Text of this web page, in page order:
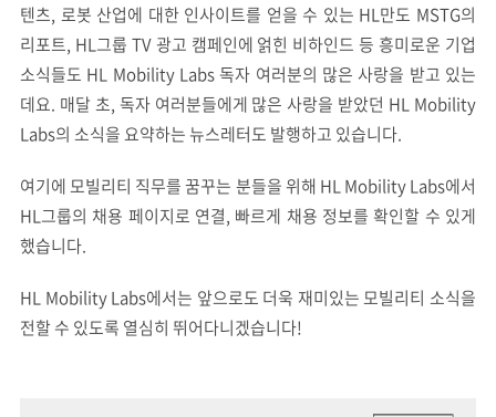
텐츠, 로봇 산업에 대한 인사이트를 얻을 수 있는 HL만도 MSTG의
리포트, HL그룹 TV 광고 캠페인에 얽힌 비하인드 등 흥미로운 기업
소식들도 HL Mobility Labs 독자 여러분의 많은 사랑을 받고 있는
데요. 매달 초, 독자 여러분들에게 많은 사랑을 받았던 HL Mobility
Labs의 소식을 요약하는 뉴스레터도 발행하고 있습니다.
여기에 모빌리티 직무를 꿈꾸는 분들을 위해 HL Mobility Labs에서
HL그룹의 채용 페이지로 연결, 빠르게 채용 정보를 확인할 수 있게
했습니다.
HL Mobility Labs에서는 앞으로도 더욱 재미있는 모빌리티 소식을
전할 수 있도록 열심히 뛰어다니겠습니다!